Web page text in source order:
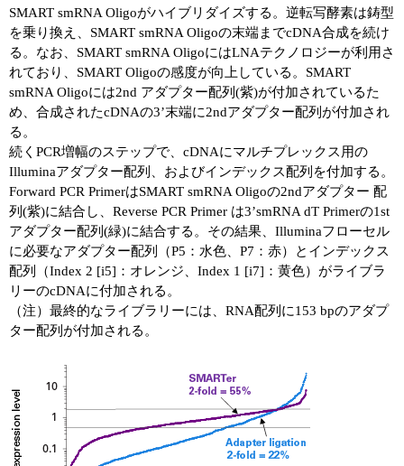
SMART smRNA Oligoがハイブリダイズする。逆転写酵素は鋳型
を乗り換え、SMART smRNA Oligoの末端までcDNA合成を続け
る。なお、SMART smRNA OligoにはLNAテクノロジーが利用さ
れており、SMART Oligoの感度が向上している。SMART
smRNA Oligoには2nd アダプター配列(紫)が付加されているた
め、合成されたcDNAの3’末端に2ndアダプター配列が付加され
る。
続くPCR増幅のステップで、cDNAにマルチプレックス用の
Illuminaアダプター配列、およびインデックス配列を付加する。
Forward PCR PrimerはSMART smRNA Oligoの2ndアダプター 配
列(紫)に結合し、Reverse PCR Primer は3’smRNA dT Primerの1st
アダプター配列(緑)に結合する。その結果、Illuminaフローセル
に必要なアダプター配列（P5：水色、P7：赤）とインデックス
配列（Index 2 [i5]：オレンジ、Index 1 [i7]：黄色）がライブラ
リーのcDNAに付加される。
（注）最終的なライブラリーには、RNA配列に153 bpのアダプ
ター配列が付加される。